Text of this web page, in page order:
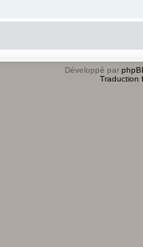
Développé par
Traduction